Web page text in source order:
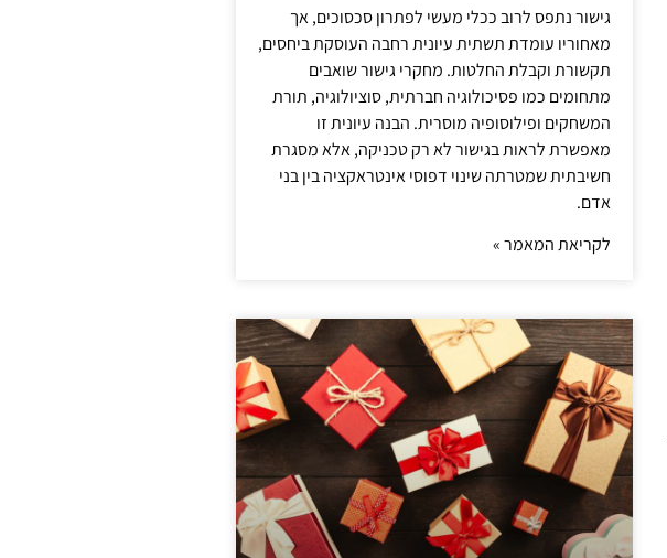
גישור נתפס לרוב ככלי מעשי לפתרון סכסוכים, אך
מאחוריו עומדת תשתית עיונית רחבה העוסקת ביחסים,
תקשורת וקבלת החלטות. מחקרי גישור שואבים
מתחומים כמו פסיכולוגיה חברתית, סוציולוגיה, תורת
המשחקים ופילוסופיה מוסרית. הבנה עיונית זו
מאפשרת לראות בגישור לא רק טכניקה, אלא מסגרת
חשיבתית שמטרתה שינוי דפוסי אינטראקציה בין בני
אדם.
לקריאת המאמר »